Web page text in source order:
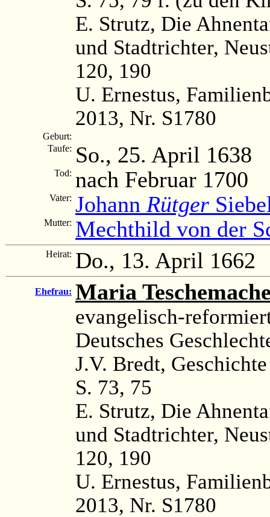
E. Strutz, Die
und Stadtrichter,
120, 190
U. Ernestus,
2013, Nr. S1780
Geburt:
Taufe: So., 25. April 1638
Tod: nach Februar 1700
Vater: Johann Rütger
Mutter: Mechthild von der
Heirat: Do., 13. April 1662
Ehefrau: Maria
evangelisch-
Deutsches
J.V. Bredt,
S. 73, 75
E. Strutz, Die
und Stadtrichter,
120, 190
U. Ernestus,
2013, Nr. S1780